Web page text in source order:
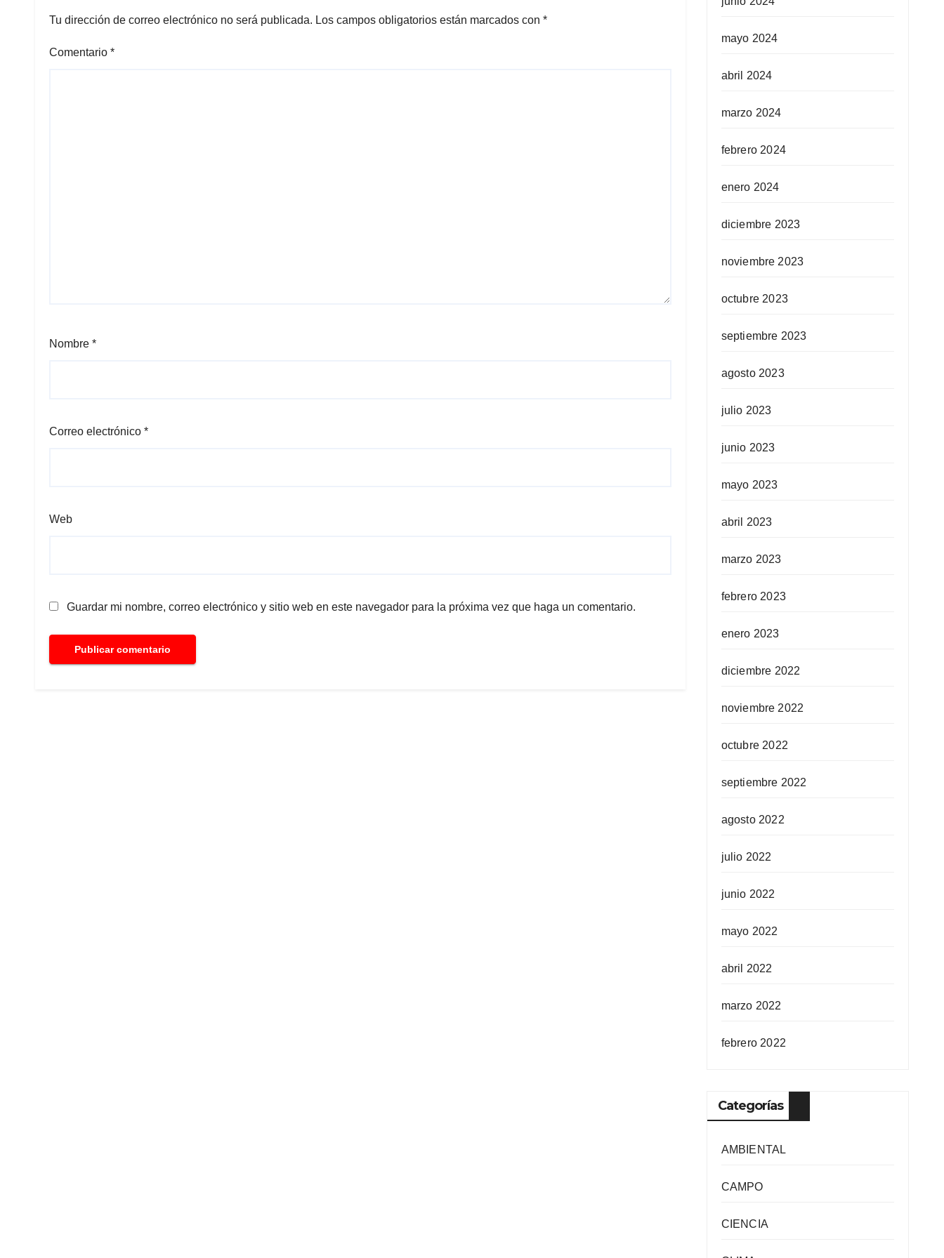
Tu dirección de correo electrónico no será publicada. Los campos obligatorios están marcados con *
Comentario *
Nombre *
Correo electrónico *
Web
Guardar mi nombre, correo electrónico y sitio web en este navegador para la próxima vez que haga un comentario.
mayo 2024
abril 2024
marzo 2024
febrero 2024
enero 2024
diciembre 2023
noviembre 2023
octubre 2023
septiembre 2023
agosto 2023
julio 2023
junio 2023
mayo 2023
abril 2023
marzo 2023
febrero 2023
enero 2023
diciembre 2022
noviembre 2022
octubre 2022
septiembre 2022
agosto 2022
julio 2022
junio 2022
mayo 2022
abril 2022
marzo 2022
febrero 2022
Categorías
AMBIENTAL
CAMPO
CIENCIA